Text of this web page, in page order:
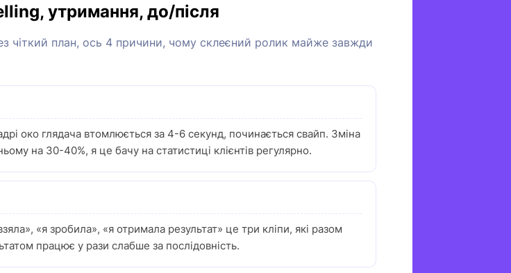
утримання, до/після
чіткий план, ось 4 причини, чому склеєний ролик майже завжди
око глядача втомлюється за 4-6 секунд, починається свайп. Зміна
на 30-40%, я це бачу на статистиці клієнтів регулярно.
«я зробила», «я отримала результат» це три кліпи, які разом
працює у рази слабше за послідовність.